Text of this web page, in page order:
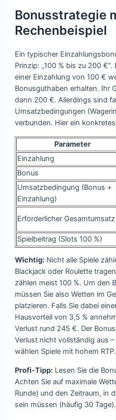
Bonusstrategie
Rechenbeispiel
Ein typischer
Prinzip: „100 % bis zu 200
einer Einzahlung von 100 €
Bonusguthaben erhalten. Ihr
dann 200 €. Allerdings sind
Umsatzbedingungen
verbunden. Hier ein
Parameter
Einzahlung
Bonus
Umsatzbedingung (Bonus +
Einzahlung)
Erforderlicher Gesamtumsatz
Spielbeitrag (Slots 100 %)
Wichtig: Nicht alle Spiele
Blackjack oder Roulette
zählen meist 100 %. Um den
müssen Sie also Wetten im
platzieren. Falls Sie dabei
Hausvorteil von 3,5 %
Verlust rund 245 €. Der
Verlust nicht vollständig aus
wählen Spiele mit hohem RTP.
Profi-Tipp: Lesen Sie die
Achten Sie auf maximale
Runde) und den Zeitraum, in
sein müssen (häufig 30 Tage).